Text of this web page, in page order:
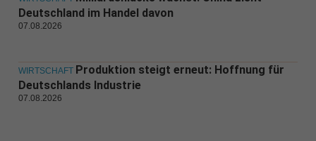
Deutschland im Handel davon
07.08.2026
WIRTSCHAFT Produktion steigt erneut: Hoffnung für
Deutschlands Industrie
07.08.2026